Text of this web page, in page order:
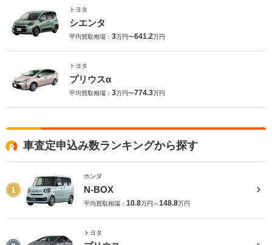
トヨタ
シエンタ
平均買取相場： 3万円〜641.2万円
トヨタ
プリウスα
平均買取相場： 3万円〜774.3万円
車査定申込み数ランキングから探す
1
ホンダ
N-BOX
平均買取相場： 10.8万円～148.8万円
トヨタ